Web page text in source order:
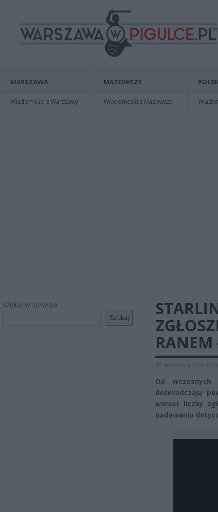
WARSZAWA
Wiadomości z Warszawy
MAZOWSZE
Wiadomości z Mazowsza
Szukaj w serwisie
Szukaj
RANEM
15 września 2025
Od
doświadczają
wzrost liczby
nadawaniu